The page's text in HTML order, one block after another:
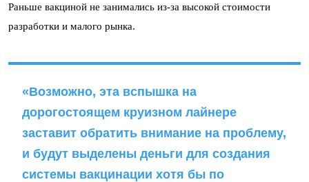
Раньше вакциной не занимались из-за высокой стоимости
разработки и малого рынка.
«Возможно, эта вспышка на
дорогостоящем круизном лайнере
заставит обратить внимание на проблему,
и будут выделены деньги для создания
системы вакцинации хотя бы по